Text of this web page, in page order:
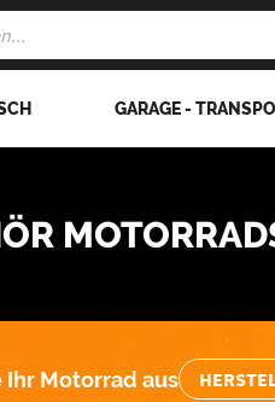
GARAGE -
Ihr Motorrad aus